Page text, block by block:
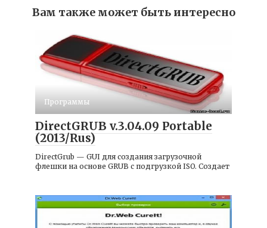
Вам также может быть интересно
Программы
DirectGRUB v.3.04.09 Portable
(2013/Rus)
DirectGrub — GUI для создания загрузочной
флешки на основе GRUB с подгрузкой ISO. Создает